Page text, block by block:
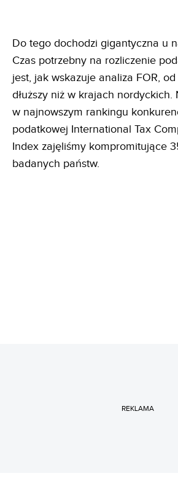
Do tego dochodzi gigantyczna u
Czas potrzebny na rozliczenie
jest, jak wskazuje analiza FOR,
dłuższy niż w krajach nordyckich.
w najnowszym rankingu
podatkowej International Tax
Index zajęliśmy kompromitujące
badanych państw.
REKLAMA